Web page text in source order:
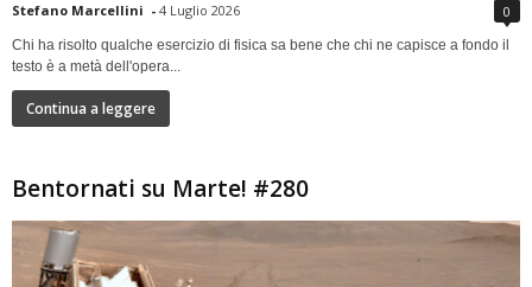
Stefano Marcellini - 4 Luglio 2026 0
Chi ha risolto qualche esercizio di fisica sa bene che chi ne capisce a fondo il
testo è a metà dell'opera...
Continua a leggere
Bentornati su Marte! #280